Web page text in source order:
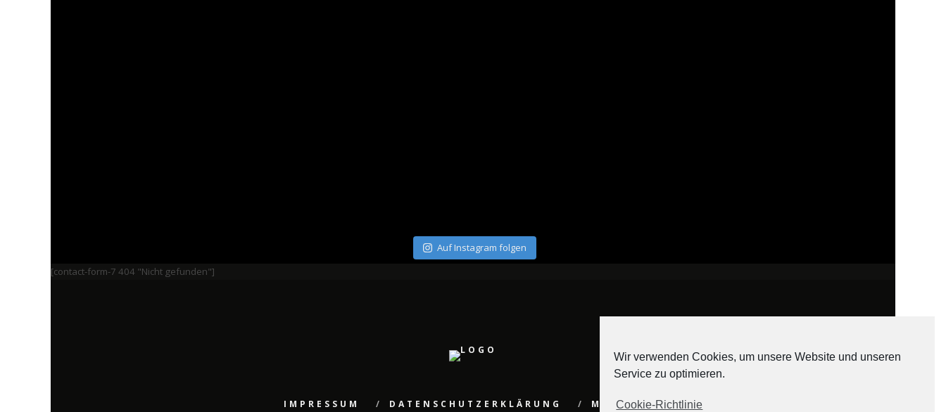
Auf Instagram folgen
[contact-form-7 404 "Nicht gefunden"]
IMPRESSUM DATENSCHUTZERKLÄRUNG MEDIADATEN
Wir verwenden Cookies, um unsere Website und unseren
Service zu optimieren.
Cookie-Richtlinie